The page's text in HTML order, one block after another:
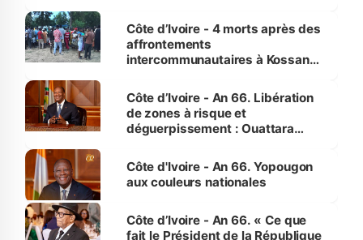
générations futures »
Côte d’Ivoire - 4 morts après des
affrontements
intercommunautaires à Kossandji
milieu des sinistrés
Côte d’Ivoire - An 66. Libération
de zones à risque et
déguerpissement : Ouattara
l'Etat de droit pour préserver les
vies humaines »
Côte d'Ivoire - An 66. Yopougon
aux couleurs nationales
Côte d’Ivoire - An 66. « Ce que
fait le Président de la République